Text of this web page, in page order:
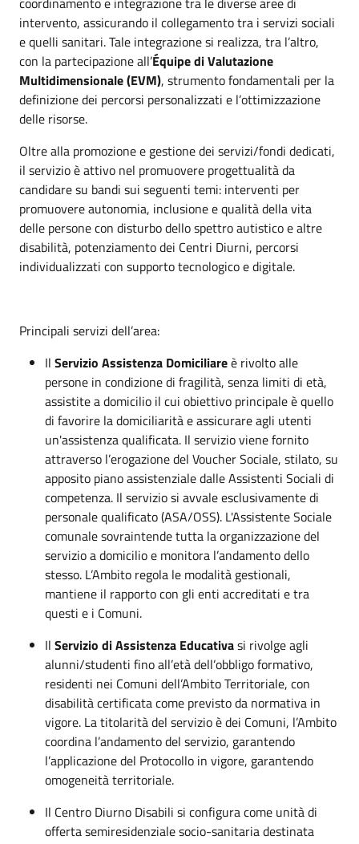
intervento, assicurando il collegamento tra i servizi sociali
e quelli sanitari. Tale integrazione si realizza, tra l’altro,
con la partecipazione all’Équipe di Valutazione
Multidimensionale (EVM), strumento fondamentali per la
definizione dei percorsi personalizzati e l’ottimizzazione
delle risorse.
Oltre alla promozione e gestione dei servizi/fondi dedicati,
il servizio è attivo nel promuovere progettualità da
candidare su bandi sui seguenti temi: interventi per
promuovere autonomia, inclusione e qualità della vita
delle persone con disturbo dello spettro autistico e altre
disabilità, potenziamento dei Centri Diurni, percorsi
individualizzati con supporto tecnologico e digitale.
Principali servizi dell’area:
Il Servizio Assistenza Domiciliareè rivolto alle
persone in condizione di fragilità, senza limiti di età,
assistite a domicilio il cui obiettivo principale è quello
di favorire la domiciliarità e assicurare agli utenti
un'assistenza qualificata. Il servizio viene fornito
attraverso l’erogazione del Voucher Sociale, stilato, su
apposito piano assistenziale dalle Assistenti Sociali di
competenza. Il servizio si avvale esclusivamente di
personale qualificato (ASA/OSS). L'Assistente Sociale
comunale sovraintende tutta la organizzazione del
servizio a domicilio e monitora l’andamento dello
stesso. L’Ambito regola le modalità gestionali,
mantiene il rapporto con gli enti accreditati e tra
questi e i Comuni.
Il Servizio di Assistenza Educativasi rivolge agli
alunni/studenti fino all’età dell’obbligo formativo,
residenti nei Comuni dell’Ambito Territoriale, con
disabilità certificata come previsto da normativa in
vigore. La titolarità del servizio è dei Comuni, l’Ambito
coordina l’andamento del servizio, garantendo
l’applicazione del Protocollo in vigore, garantendo
omogeneità territoriale.
Il Centro Diurno Disabili si configura come unità di
offerta semiresidenziale socio-sanitaria destinata